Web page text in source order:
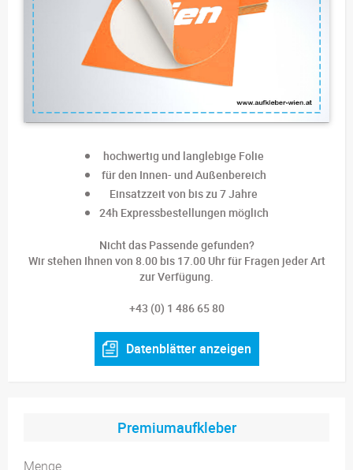
hochwertig und langlebige Folie
für den Innen- und Außenbereich
Einsatzzeit von bis zu 7 Jahre
24h Expressbestellungen möglich
Nicht das Passende gefunden?
Wir stehen Ihnen von 8.00 bis 17.00 Uhr für Fragen jeder Art
zur Verfügung.
+43 (0) 1 486 65 80
Datenblätter anzeigen
Premiumaufkleber
Menge